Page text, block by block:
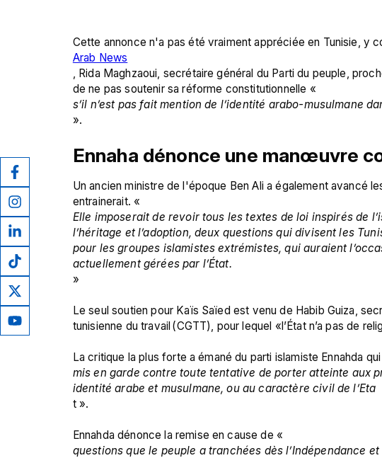
Cette annonce n'a pas été vraiment appréciée en Tunisie, y
Arab News
, Rida Maghzaoui, secrétaire général du Parti du peuple,
de ne pas soutenir sa réforme constitutionnelle «
s’il n’est pas fait mention de l’identité arabo-musulmane
Ennaha dénonce une manœuvre
Un ancien ministre de l'époque Ben Ali a également avancé
entrainerait. «
Elle imposerait de revoir tous les textes de loi inspirés de
l’héritage et l’adoption, deux questions qui divisent les
pour les groupes islamistes extrémistes, qui auraient
actuellement gérées par l’État.
»
Le seul soutien pour Kaïs Saïed est venu de Habib Guiza,
tunisienne du travail (CGTT), pour lequel «l’État n’a pas de
La critique la plus forte a émané du parti islamiste Ennahda
mis en garde contre toute tentative de porter atteinte aux
identité arabe et musulmane, ou au caractère civil de l’Eta
t ».
Ennahda dénonce la remise en cause de «
questions que le peuple a tranchées dès l’Indépendance